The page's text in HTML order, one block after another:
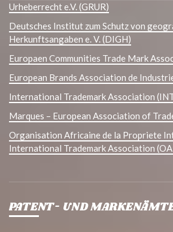
Urheberrecht e.V. (GRUR)
Deutsches Institut zum Schutz von
Herkunftsangaben e. V. (DIGH)
Europaen Communities Trade Mark
European Brands Association de
International Trademark Association
Marques – European Association of
Organisation Africaine de la Propriete
International Trademark Association
PATENT- UND